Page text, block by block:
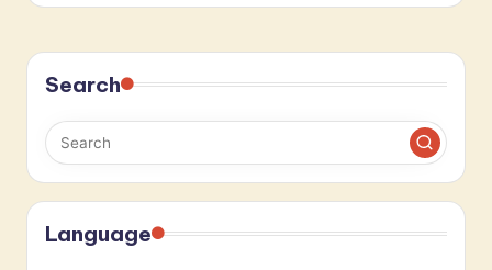
Search
Language